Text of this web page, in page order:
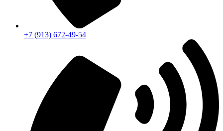
+7 (913) 672-49-54